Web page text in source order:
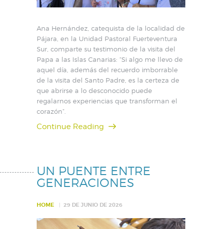
Ana Hernández, catequista de la localidad de
Pájara, en la Unidad Pastoral Fuerteventura
Sur, comparte su testimonio de la visita del
Papa a las Islas Canarias: “Si algo me llevo de
aquel día, además del recuerdo imborrable
de la visita del Santo Padre, es la certeza de
que abrirse a lo desconocido puede
regalarnos experiencias que transforman el
corazón”.
Continue Reading
UN PUENTE ENTRE
GENERACIONES
HOME 29 DE JUNIO DE 2026